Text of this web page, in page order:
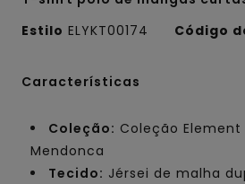
Estilo ELYKT00174 Código
Características
Coleção: Coleção Element
Mendonca
Tecido: Jérsei de malha